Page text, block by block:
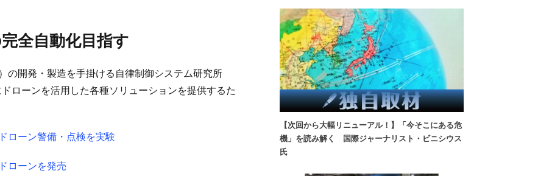
完全自動化目指す
の開発・製造を手掛ける自律制御システム研究所
ローンを活用した各種ソリューションを提供するた
ローン警備・点検を実験
ローンを発売
【次回から大幅リニューアル！】「今そこにある危
機」を読み解く 国際ジャーナリスト・ビニシウス
氏